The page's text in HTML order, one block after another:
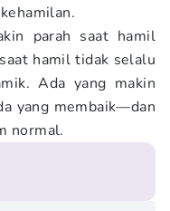
parah saat hamil
hamil tidak selalu
Ada yang makin
yang membaik—dan
normal.